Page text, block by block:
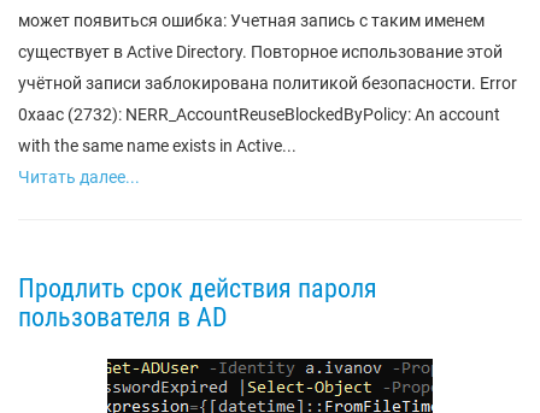
может появиться ошибка: Учетная запись с таким именем
существует в Active Directory. Повторное использование этой
учётной записи заблокирована политикой безопасности. Error
0xaac (2732): NERR_AccountReuseBlockedByPolicy: An account
with the same name exists in Active...
Читать далее...
Продлить срок действия пароля
пользователя в AD